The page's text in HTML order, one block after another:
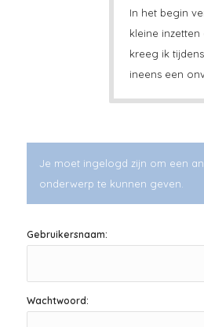
In het begin
kleine
kreeg ik
ineens een
Je moet ingelogd zijn om een
onderwerp te kunnen geven.
Gebruikersnaam:
Wachtwoord: